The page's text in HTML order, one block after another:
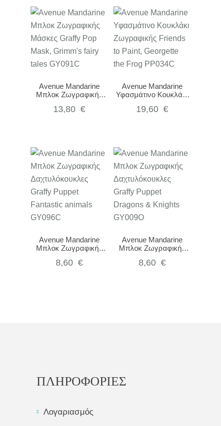
Avenue Mandarine
Μπλοκ Ζωγραφικής
Mask, Grimm’s fairy
13,80 €
Avenue Mandarine
Υφασμάτινο Κουκλάκι
Paint, Georgette the
19,60 €
Avenue Mandarine
Μπλοκ Ζωγραφικής
Puppet Fantastic
8,60 €
Avenue Mandarine
Μπλοκ Ζωγραφικής
Puppet Dragons &
8,60 €
ΠΛΗΡΟΦΟΡΙΕΣ
Λογαριασμός